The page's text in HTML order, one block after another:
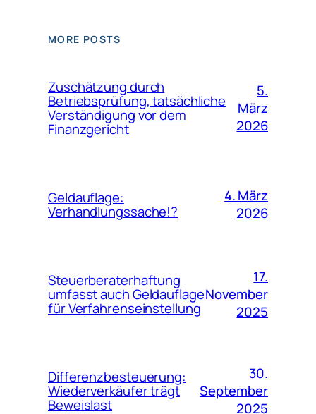
MORE POSTS
Zuschätzung durch
Betriebsprüfung, tatsächliche
Verständigung vor dem
Finanzgericht
5.
März
2026
Geldauflage:
Verhandlungssache!?
4. März
2026
Steuerberaterhaftung
umfasst auch Geldauflage
für Verfahrenseinstellung
17.
November
2025
Differenzbesteuerung:
Wiederverkäufer trägt
Beweislast
30.
September
2025